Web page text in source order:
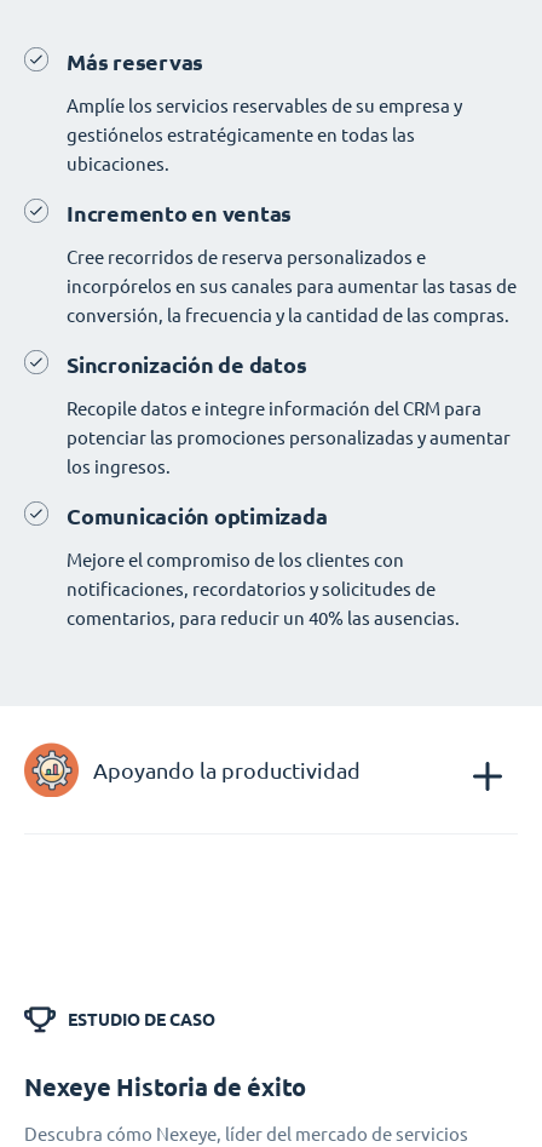
Más reservas
Amplíe los servicios reservables de su empresa y
gestiónelos estratégicamente en todas las
ubicaciones.
Incremento en ventas
Cree recorridos de reserva personalizados e
incorpórelos en sus canales para aumentar las tasas de
conversión, la frecuencia y la cantidad de las compras.
Sincronización de datos
Recopile datos e integre información del CRM para
potenciar las promociones personalizadas y aumentar
los ingresos.
Comunicación optimizada
Mejore el compromiso de los clientes con
notificaciones, recordatorios y solicitudes de
comentarios, para reducir un 40% las ausencias.
Apoyando la productividad
ESTUDIO DE CASO
Nexeye Historia de éxito
Descubra cómo Nexeye, líder del mercado de servicios